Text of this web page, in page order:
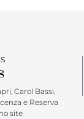
Carol Bassi,
e Reserva
site